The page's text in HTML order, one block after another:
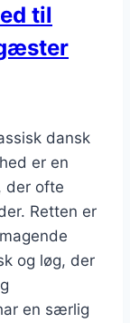
til
dansk
er en
der ofte
Retten er
og løg, der
en særlig